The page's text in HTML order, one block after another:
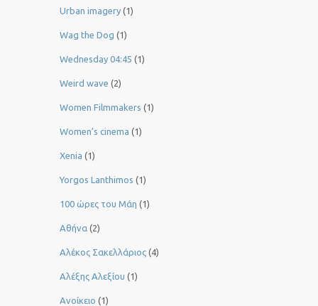
Urban imagery (1)
Wag the Dog (1)
Wednesday 04:45 (1)
Weird wave (2)
Women Filmmakers (1)
Women’s cinema (1)
Xenia (1)
Yorgos Lanthimos (1)
100 ώρες του Μάη (1)
Αθήνα (2)
Αλέκος Σακελλάριος (4)
Αλέξης Αλεξίου (1)
Ανοίκειο (1)